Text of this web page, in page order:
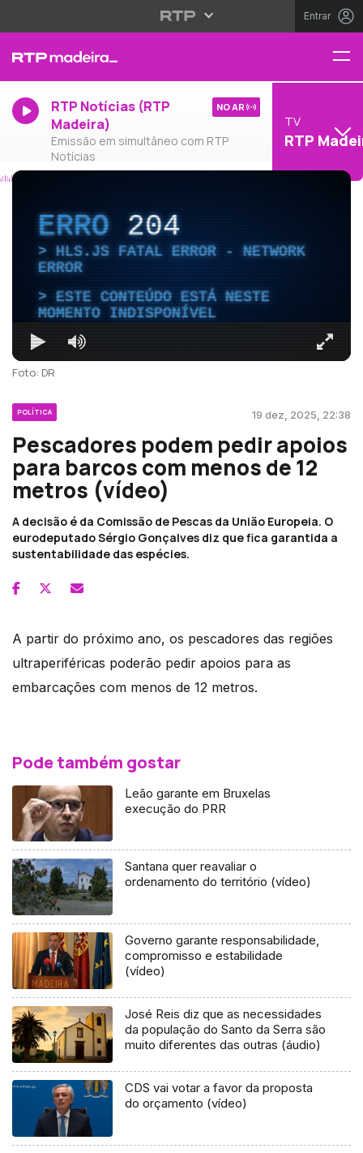
Entrar
RTP Notícias (RTP
Madeira)
Emissão em simultâneo com RTP
Notícias
NO AR
TV
RTP
ERRO204
HLS.JS FATAL ERROR - NETWORK
ERROR
ESTE CONTEÚDO ESTÁ NESTE
MOMENTO INDISPONÍVEL
Foto: DR
POLÍTICA 19 dez, 2025, 22:38
Pescadores podem pedir apoios
para barcos com menos de 12
metros (vídeo)
A decisão é da Comissão de Pescas da União Europeia. O
eurodeputado Sérgio Gonçalves diz que fica garantida a
sustentabilidade das espécies.
A partir do próximo ano, os pescadores das regiões
ultraperiféricas poderão pedir apoios para as
embarcações com menos de 12 metros.
Pode também gostar
Leão garante em Bruxelas
execução do PRR
Santana quer reavaliar o
ordenamento do território (vídeo)
Governo garante responsabilidade,
compromisso e estabilidade
(vídeo)
José Reis diz que as necessidades
da população do Santo da Serra são
muito diferentes das outras (áudio)
CDS vai votar a favor da proposta
do orçamento (vídeo)